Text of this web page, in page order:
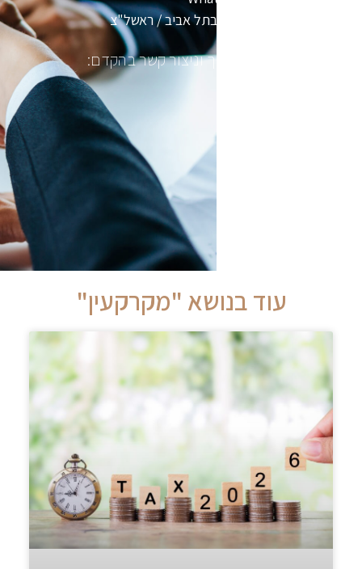
קבעו פגישה בסניף בתל אביב / ראשל"צ
מלא פרטיך וניצור קשר בהקדם:
עוד בנושא "מקרקעין"